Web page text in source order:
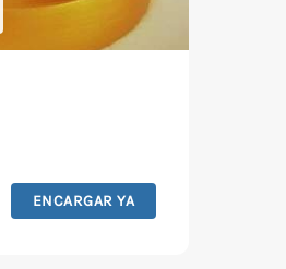
ENCARGAR YA